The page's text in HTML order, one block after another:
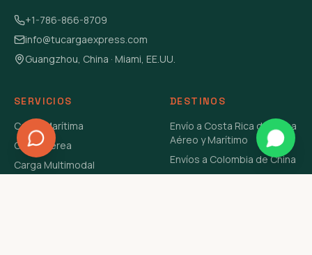
+1-786-866-8709
info@tucargaexpress.com
Guangzhou, China · Miami, EE.UU.
SERVICIOS
Carga Marítima
Carga Aérea
Carga Multimodal
DESTINOS
Envío a Costa Rica de China
Aéreo y Marítimo
Envíos a Colombia de China